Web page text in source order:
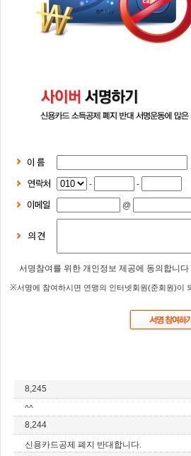
- -
@
서명참여를 위한 개인정보 제공에 동의합니다
※서명에 참여하시면 연맹의 인터넷회원(준회원)이
8,245
^^
8,244
신용카드공제 폐지 반대합니다.